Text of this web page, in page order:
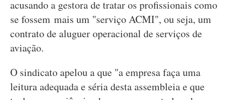
acusando a gestora de tratar os profissionais como
se fossem mais um "serviço ACMI", ou seja, um
contrato de aluguer operacional de serviços de
aviação.
O sindicato apelou a que "a empresa faça uma
leitura adequada e séria desta assembleia e que